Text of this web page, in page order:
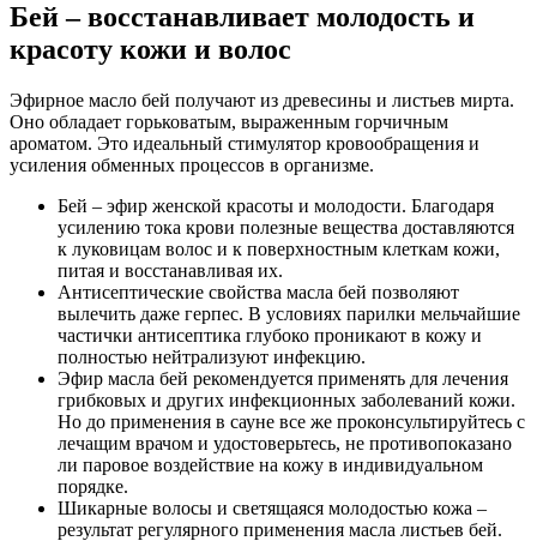
Бей – восстанавливает молодость и
красоту кожи и волос
Эфирное масло бей получают из древесины и листьев мирта.
Оно обладает горьковатым, выраженным горчичным
ароматом. Это идеальный стимулятор кровообращения и
усиления обменных процессов в организме.
Бей – эфир женской красоты и молодости. Благодаря
усилению тока крови полезные вещества доставляются
к луковицам волос и к поверхностным клеткам кожи,
питая и восстанавливая их.
Антисептические свойства масла бей позволяют
вылечить даже герпес. В условиях парилки мельчайшие
частички антисептика глубоко проникают в кожу и
полностью нейтрализуют инфекцию.
Эфир масла бей рекомендуется применять для лечения
грибковых и других инфекционных заболеваний кожи.
Но до применения в сауне все же проконсультируйтесь с
лечащим врачом и удостоверьтесь, не противопоказано
ли паровое воздействие на кожу в индивидуальном
порядке.
Шикарные волосы и светящаяся молодостью кожа –
результат регулярного применения масла листьев бей.